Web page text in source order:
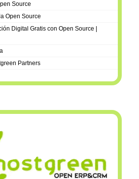
Source
Open Source
Digital Gratis con Open Source |
Partners